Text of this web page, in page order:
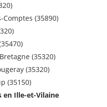
Comptes (35890)
(35320)
(35320)
(35150)
en Ille-et-Vilaine